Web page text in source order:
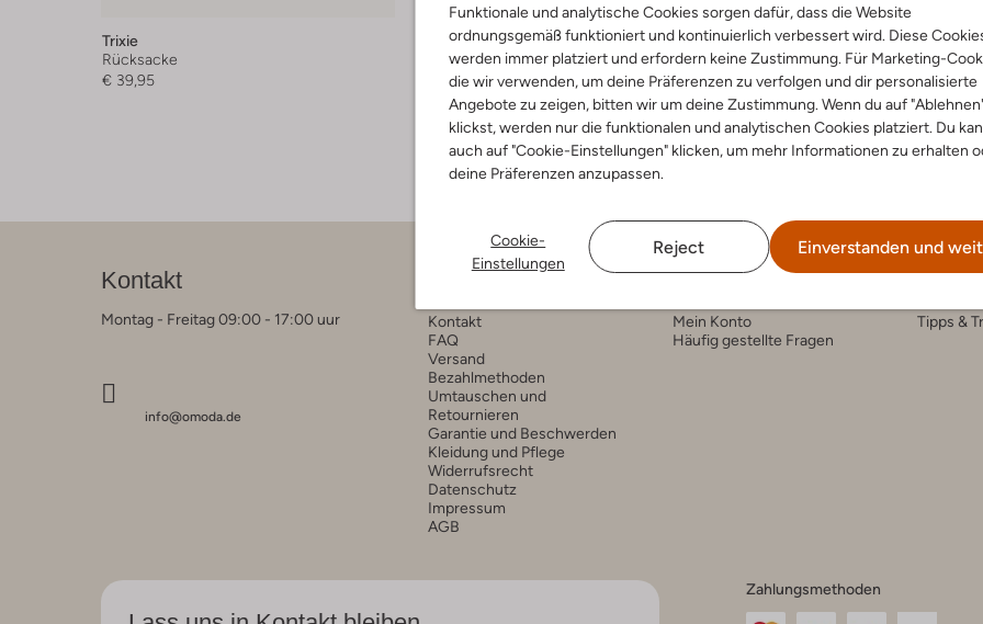
Funktionale und analytische Cookies sorgen dafür, dass die Website
ordnungsgemäß funktioniert und kontinuierlich verbessert wird. Diese
werden immer platziert und erfordern keine Zustimmung. Für Marketing-
die wir verwenden, um deine Präferenzen zu verfolgen und dir personalisierte
Angebote zu zeigen, bitten wir um deine Zustimmung. Wenn du auf
klickst, werden nur die funktionalen und analytischen Cookies platziert. Du
auch auf "Cookie-Einstellungen" klicken, um mehr Informationen zu erhalten
deine Präferenzen anzupassen.
Cookie-
Einstellungen
Reject Einverstanden und
Trixie
Rücksacke
€ 39,95
Kontakt
Montag - Freitag 09:00 - 17:00 uur
info@omoda.de
Kundenservice
Kontakt
FAQ
Versand
Bezahlmethoden
Umtauschen und
Retournieren
Garantie und Beschwerden
Kleidung und Pflege
Widerrufsrecht
Datenschutz
Impressum
AGB
Account
Mein Konto
Häufig gestellte Fragen
Tipps &
Zahlungsmethoden